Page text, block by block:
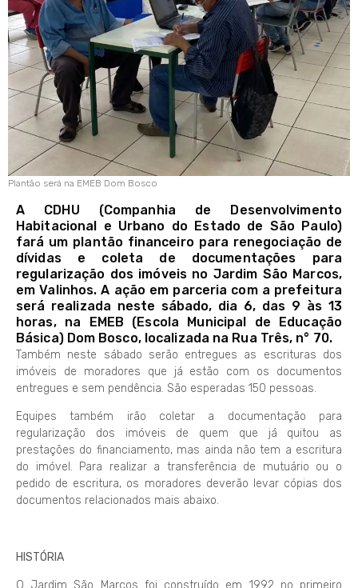
Plantão será na EMEB Dom Bosco
A CDHU (Companhia de Desenvolvimento
Habitacional e Urbano do Estado de São Paulo)
fará um plantão financeiro para renegociação de
dívidas e coleta de documentações para
regularização dos imóveis no Jardim São Marcos,
em Valinhos. A ação em parceria com a prefeitura
será realizada neste sábado, dia 6, das 9 às 13
horas, na EMEB (Escola Municipal de Educação
Básica) Dom Bosco, localizada na Rua Três, n° 70.
Também neste sábado serão entregues as escrituras dos
imóveis de moradores que já estão com os documentos
entregues e sem pendência. São esperadas 150 pessoas.
Equipes também irão coletar a documentação para
regularização dos imóveis de quem que já quitou as
prestações do financiamento, mas ainda não tem a escritura
do imóvel. Para realizar a transferência de mutuário ou o
pedido de escritura, os moradores deverão levar cópias dos
documentos relacionados mais abaixo.
HISTÓRIA